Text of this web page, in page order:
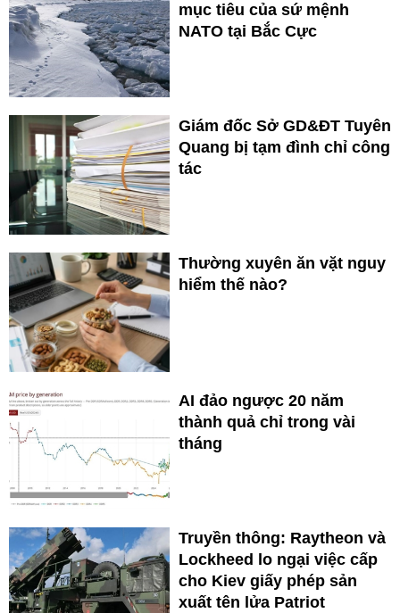
mục tiêu của sứ mệnh
NATO tại Bắc Cực
Giám đốc Sở GD&ĐT Tuyên
Quang bị tạm đình chỉ công
tác
Thường xuyên ăn vặt nguy
hiểm thế nào?
AI đảo ngược 20 năm
thành quả chỉ trong vài
tháng
Truyền thông: Raytheon và
Lockheed lo ngại việc cấp
cho Kiev giấy phép sản
xuất tên lửa Patriot